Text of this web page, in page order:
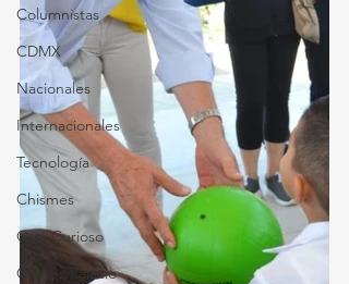
Columnistas
CDMX
Nacionales
Internacionales
Tecnología
Chismes
Qué Curioso
Gómez Palacio